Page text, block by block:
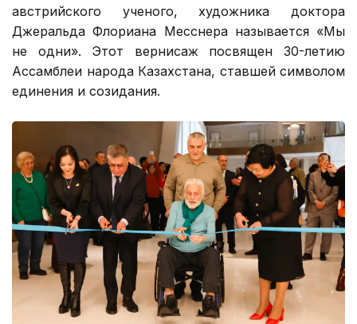
австрийского ученого, художника доктора
Джеральда Флориана Месснера называется «Мы
не одни». Этот вернисаж посвящен 30-летию
Ассамблеи народа Казахстана, ставшей символом
единения и созидания.